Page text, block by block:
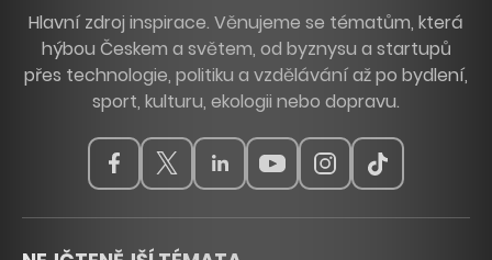
Hlavní zdroj inspirace. Věnujeme se tématům, která
hýbou Českem a světem, od byznysu a startupů
přes technologie, politiku a vzdělávání až po bydlení,
sport, kulturu, ekologii nebo dopravu.